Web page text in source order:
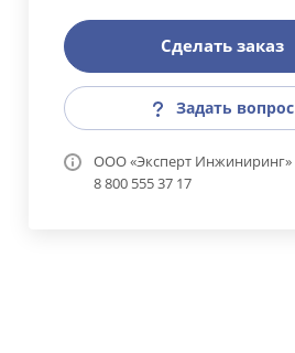
Сделать заказ
Задать вопрос
ООО «Эксперт Инжиниринг»
8 800 555 37 17